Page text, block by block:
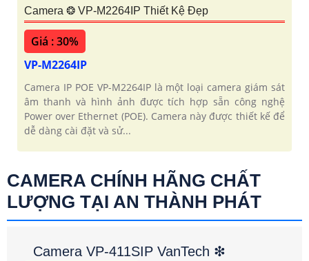
Camera ❂ VP-M2264IP Thiết Kệ Đẹp
Giá : 30%
VP-M2264IP
Camera IP POE VP-M2264IP là một loại camera giám sát
âm thanh và hình ảnh được tích hợp sẵn công nghệ
Power over Ethernet (POE). Camera này được thiết kế để
dễ dàng cài đặt và sử...
CAMERA CHÍNH HÃNG CHẤT
LƯỢNG TẠI AN THÀNH PHÁT
Camera VP-411SIP VanTech ❇